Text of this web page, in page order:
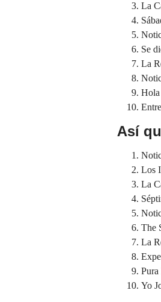
La
Se
La
Hola
Así
Los
La
The
La
Yo